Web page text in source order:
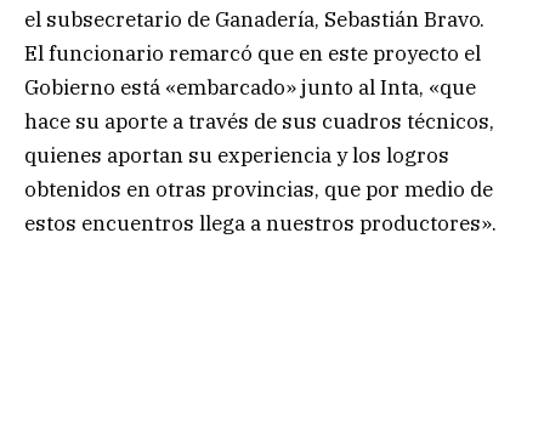
el subsecretario de Ganadería, Sebastián Bravo.
El funcionario remarcó que en este proyecto el
Gobierno está «embarcado» junto al Inta, «que
hace su aporte a través de sus cuadros técnicos,
quienes aportan su experiencia y los logros
obtenidos en otras provincias, que por medio de
estos encuentros llega a nuestros productores».